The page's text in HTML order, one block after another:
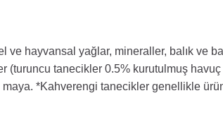
ve hayvansal yağlar, mineraller, balık ve
(turuncu tanecikler 0.5% kurutulmuş
*Kahverengi tanecikler genellikle